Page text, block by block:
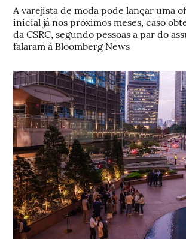
A varejista de moda pode lançar uma
inicial já nos próximos meses, caso
da CSRC, segundo pessoas a par do
falaram à Bloomberg News